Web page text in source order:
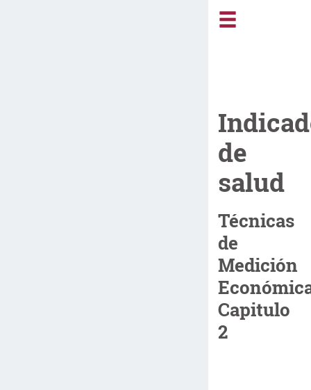
de
salud
Técnicas
de
Medición
Capitulo
2